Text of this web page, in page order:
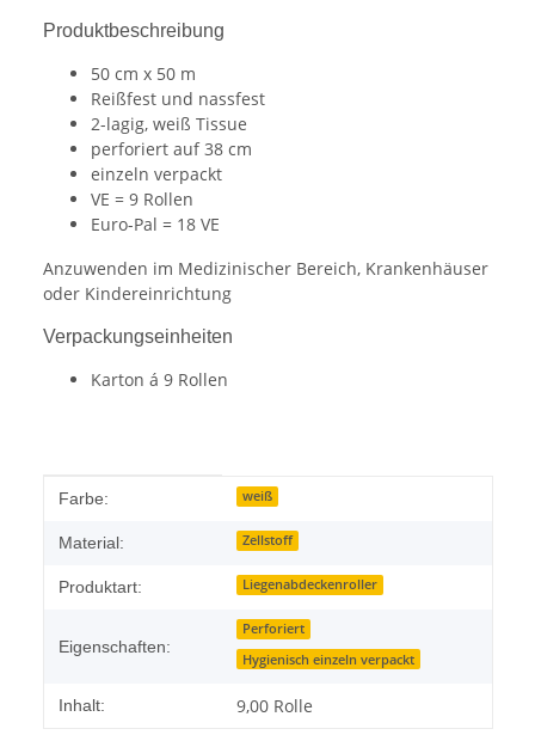
Produktbeschreibung
50 cm x 50 m
Reißfest und nassfest
2-lagig, weiß Tissue
perforiert auf 38 cm
einzeln verpackt
VE = 9 Rollen
Euro-Pal = 18 VE
Anzuwenden im Medizinischer Bereich, Krankenhäuser
oder Kindereinrichtung
Verpackungseinheiten
Karton á 9 Rollen
Produkteigenschaft
Wert
Farbe: weiß
Material: Zellstoff
Produktart: Liegenabdeckenroller
Eigenschaften:
Perforiert
Hygienisch einzeln verpackt
Inhalt: 9,00 Rolle